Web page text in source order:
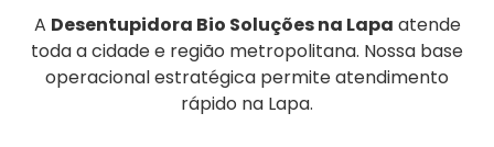
A Desentupidora Bio Soluções na Lapa atende
toda a cidade e região metropolitana. Nossa base
operacional estratégica permite atendimento
rápido na Lapa.